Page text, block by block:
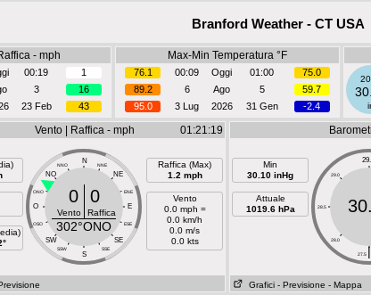
Branford Weather - CT USA
- mph
00:19
1
3
16
23 Feb 43
Max-Min Temperatura °F
76.1 00:09 Oggi 01:00
75.0
89.2
6 Ago 5
59.7
95.0
3 Lug 2026 31 Gen -2.4
Vento | Raffica - mph 01:21:19
N
NO
NE
O E
SW
SE
S
NNO NNE
ONO ENE
OSO ESE
SSW SSE
0 0
Vento Raffica
302°ONO
Raffica (Max)
1.2 mph
Vento
0.0 mph =
0.0 km/h
0.0 m/s
0.0 kts
Min
30.10 inHg
Attuale
1019.6 hPa
29.0
28.5
28.0
27.5 |
Grafici - Previsione - Mappa